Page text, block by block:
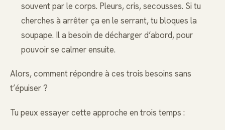
souvent par le corps. Pleurs, cris, secousses. Si tu
cherches à arrêter ça en le serrant, tu bloques la
soupape. Il a besoin de décharger d’abord, pour
pouvoir se calmer ensuite.
Alors, comment répondre à ces trois besoins sans
t’épuiser ?
Tu peux essayer cette approche en trois temps :